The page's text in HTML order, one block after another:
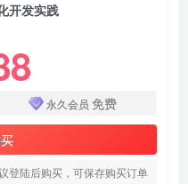
开发实践
永久会员 免费
登陆后购买，可保存购买订单